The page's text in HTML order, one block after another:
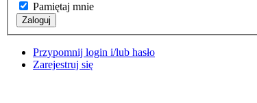
Pamiętaj mnie
Zaloguj
Przypomnij login i/lub hasło
Zarejestruj się